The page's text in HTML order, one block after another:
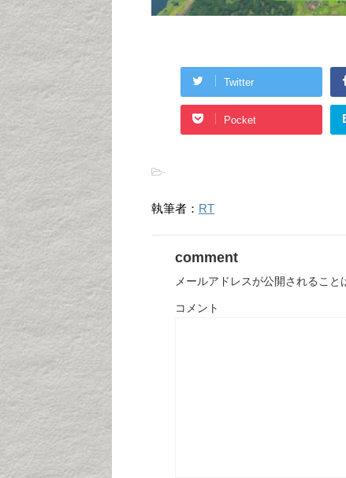
Twitter
Pocket
-
執筆者： RT
comment
メールアドレスが公開されること
コメント